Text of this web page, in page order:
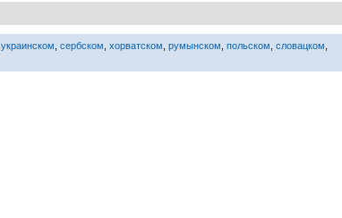
украинском сербском хорватском румынском польском словацком